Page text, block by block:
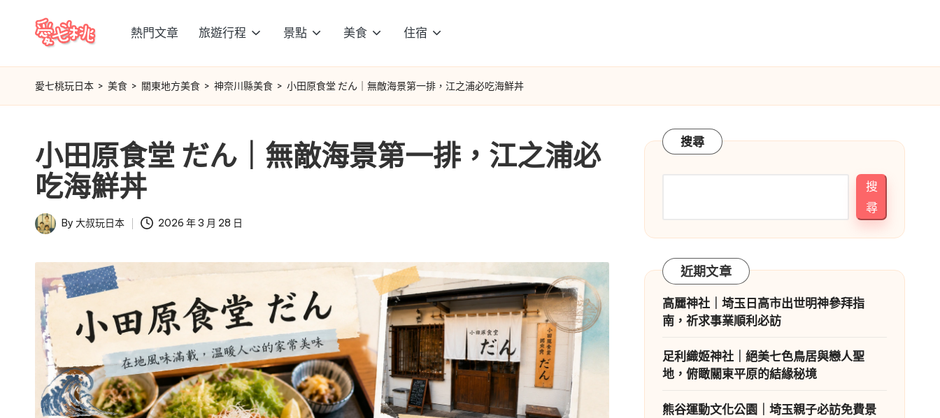
content愛
七
玩
日
本
熱門文章 旅遊行程 景點 美食 住宿
愛七桃玩日本 > 美食 > 關東地方美食 > 神奈川縣美食 > 小田原食堂 だん｜無敵海景第一排，江之浦必吃海鮮丼
小田原食堂 だん｜無敵海景第一排，江之浦必
吃海鮮丼
Posted
By 大叔玩日本 2026 年 3 月 28 日
搜尋
搜
尋
近期文章
高麗神社｜埼玉日高市出世明神參拜指
南，祈求事業順利必訪
足利織姬神社｜絕美七色鳥居與戀人聖
地，俯瞰關東平原的結緣秘境
熊谷運動文化公園｜埼玉親子必訪免費景